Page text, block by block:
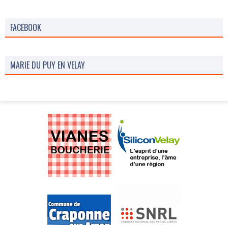
FACEBOOK
MARIE DU PUY EN VELAY